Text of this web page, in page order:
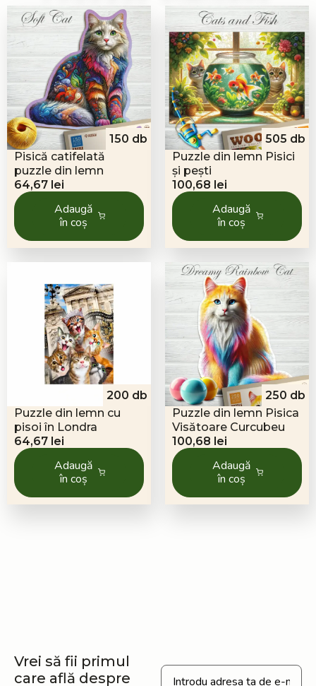
150 db
Pisică catifelată
puzzle din lemn
64,67 lei
Adaugă
în coș
505 db
Puzzle din lemn Pisici
și pești
100,68 lei
Adaugă
în coș
200 db
Puzzle din lemn cu
pisoi în Londra
64,67 lei
Adaugă
în coș
250 db
Puzzle din lemn Pisica
Visătoare Curcubeu
100,68 lei
Adaugă
în coș
Vrei să fii primul
care află despre